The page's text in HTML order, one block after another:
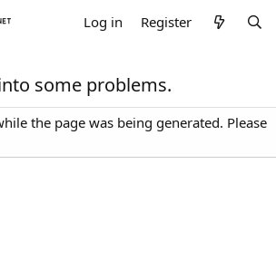
Log in Register
some problems.
the page was being generated. Please